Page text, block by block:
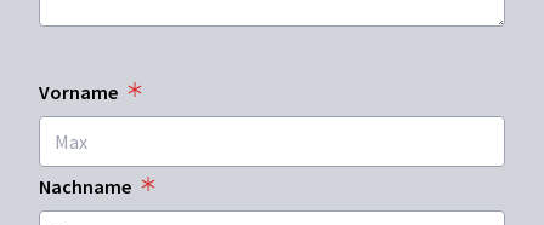
Vorname
Nachname